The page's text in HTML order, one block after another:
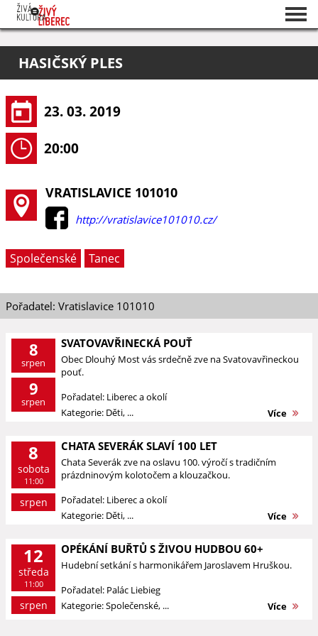
O projektu
Pořadatelé
HASIČSKÝ PLES
23. 03. 2019
20:00
VRATISLAVICE 101010
http://vratislavice101010.cz/
Společenské Tanec
Pořadatel: Vratislavice 101010
8
srpen
9
srpen
SVATOVAVŘINECKÁ POUŤ
Obec Dlouhý Most vás srdečně zve na Svatovavřineckou
pouť.
Pořadatel: Liberec a okolí
Kategorie: Děti, ...
Více
8
sobota
11:00
srpen
CHATA SEVERÁK SLAVÍ 100 LET
Chata Severák zve na oslavu 100. výročí s tradičním
prázdninovým kolotočem a klouzačkou.
Pořadatel: Liberec a okolí
Kategorie: Děti, ...
Více
12
středa
11:00
srpen
OPÉKÁNÍ BUŘTŮ S ŽIVOU HUDBOU 60+
Hudební setkání s harmonikářem Jaroslavem Hruškou.
Pořadatel: Palác Liebieg
Kategorie: Společenské, ...
Více